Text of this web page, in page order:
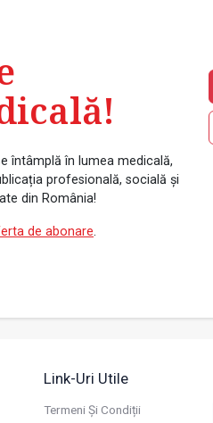
întâmplă în lumea medicală,
profesională, socială și
din România!
de abonare.
Link-Uri Utile
Termeni Și Condiții